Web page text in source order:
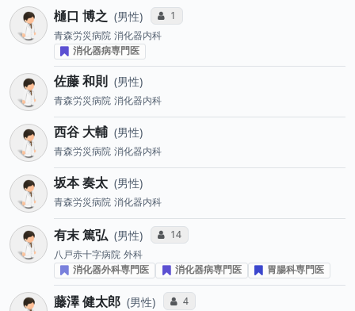
樋口 博之 男性 コミュニケーション・タイプ投票数
1
青森労災病院 消化器内科
消化器病専門医
佐藤 和則 男性
青森労災病院 消化器内科
西谷 大輔 男性
青森労災病院 消化器内科
坂本 奏太 男性
青森労災病院 消化器内科
有末 篤弘 男性 コミュニケーション・タイプ投票数
14
八戸赤十字病院 外科
消化器外科専門医
消化器病専門医 胃腸科専門医
藤澤 健太郎 男性 コミュニケーション・タイプ投票数
4